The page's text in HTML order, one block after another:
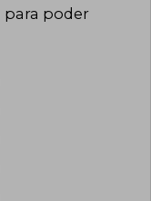
para poder